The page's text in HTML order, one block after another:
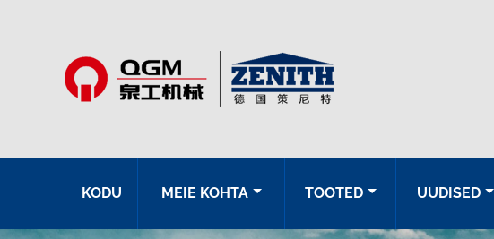
KODU MEIE KOHTA TOOTED UUDISED